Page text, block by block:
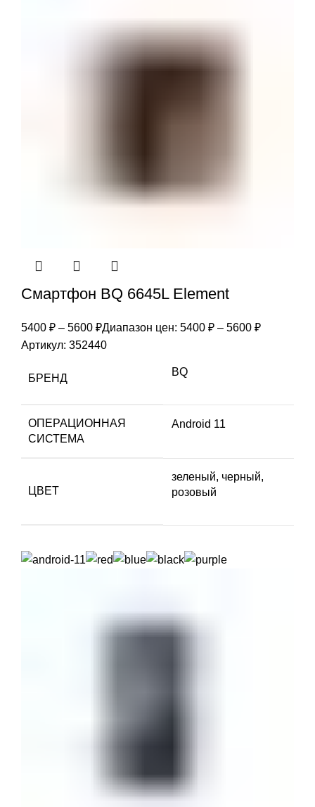
Смартфон BQ 6645L Element
5400 ₽ – 5600 ₽Диапазон цен: 5400 ₽ – 5600 ₽
Артикул: 352440
БРЕНД
BQ
ОПЕРАЦИОННАЯ
СИСТЕМА
Android 11
ЦВЕТ
зеленый, черный,
розовый